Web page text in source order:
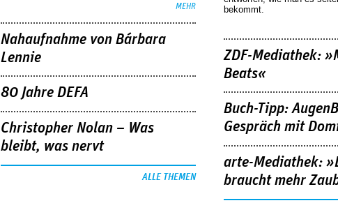
MEHR
Nahaufnahme von Bárbara
Lennie
80 Jahre DEFA
Christopher Nolan – Was
bleibt, was nervt
ALLE THEMEN
bekommt.
ZDF-Mediathek:
Beats«
Buch-Tipp:
Gespräch mit
arte-Mediathek:
braucht mehr